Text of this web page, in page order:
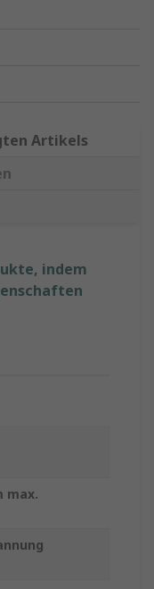
Artikels
indem
max.